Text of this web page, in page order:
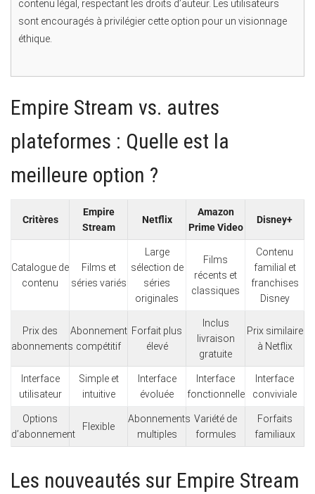
contenu légal, respectant les droits d’auteur. Les utilisateurs
sont encouragés à privilégier cette option pour un visionnage
éthique.
Empire Stream vs. autres
plateformes : Quelle est la
meilleure option ?
Critères
Empire
Stream
Netflix
Amazon
Prime Video
Disney+
Catalogue de
contenu
Films et
séries variés
Large
sélection de
séries
originales
Films
récents et
classiques
Contenu
familial et
franchises
Disney
Prix des
abonnements
Abonnement
compétitif
Forfait plus
élevé
Inclus
livraison
gratuite
Prix similaire
à Netflix
Interface
utilisateur
Simple et
intuitive
Interface
évoluée
Interface
fonctionnelle
Interface
conviviale
Options
d’abonnement
Flexible
Abonnements
multiples
Variété de
formules
Forfaits
familiaux
Les nouveautés sur Empire Stream